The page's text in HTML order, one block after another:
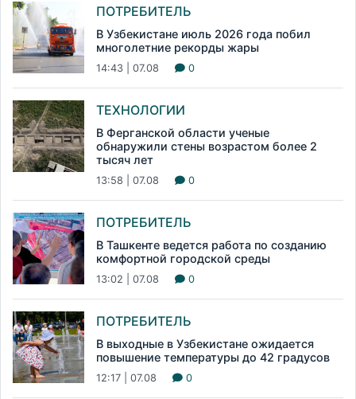
ПОТРЕБИТЕЛЬ
В Узбекистане июль 2026 года побил
многолетние рекорды жары
14:43 | 07.08 0
ТЕХНОЛОГИИ
В Ферганской области ученые
обнаружили стены возрастом более 2
тысяч лет
13:58 | 07.08 0
ПОТРЕБИТЕЛЬ
В Ташкенте ведется работа по созданию
комфортной городской среды
13:02 | 07.08 0
ПОТРЕБИТЕЛЬ
В выходные в Узбекистане ожидается
повышение температуры до 42 градусов
12:17 | 07.08 0